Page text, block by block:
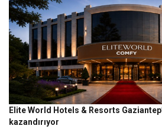
Elite World Hotels & Resorts
kazandırıyor